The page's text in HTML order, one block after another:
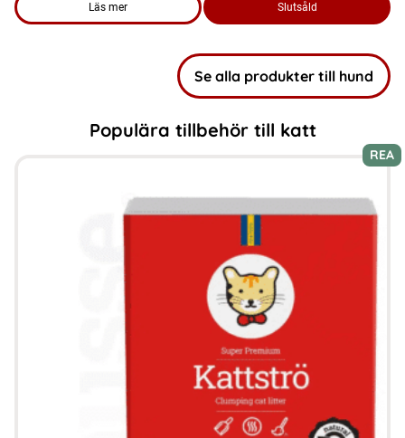
Läs mer
om produkten Hundgodis – Kex XS 500g, benformade kex
Slutsåld
Se alla produkter till hund
Populära tillbehör till katt
REA